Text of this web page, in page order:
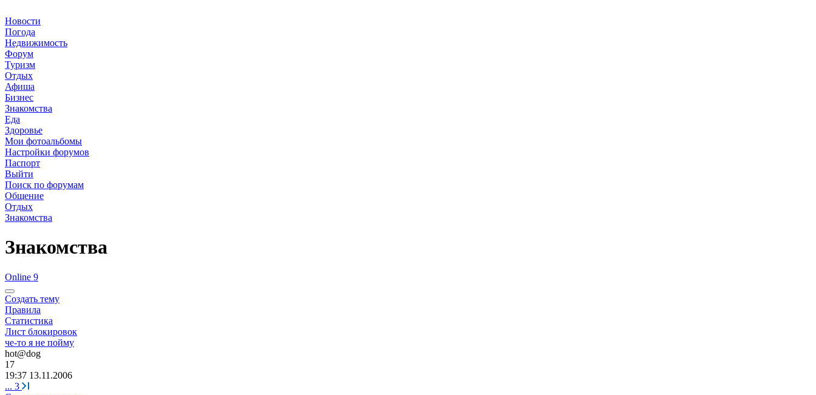
Новости
Погода
Недвижимость
Форум
Туризм
Отдых
Афиша
Бизнес
Знакомства
Еда
Здоровье
Мои фотоальбомы
Настройки форумов
Паспорт
Выйти
Поиск по форумам
Общение
Отдых
Знакомства
Знакомства
Online 9
Создать тему
Правила
Статистика
Лист блокировок
че-то я не пойму
hot@dog
17
19:37 13.11.2006
... 3